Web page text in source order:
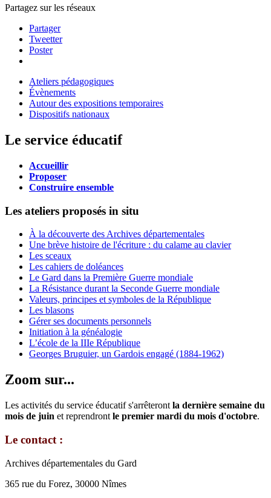
Partagez sur les réseaux
Partager
Tweetter
Poster
Ateliers pédagogiques
Évènements
Autour des expositions temporaires
Dispositifs nationaux
Le service éducatif
Accueillir
Proposer
Construire ensemble
Les ateliers proposés in situ
À la découverte des Archives départementales
Une brève histoire de l'écriture : du calame au clavier
Les sceaux
Les cahiers de doléances
Le Gard dans la Première Guerre mondiale
La Résistance durant la Seconde Guerre mondiale
Valeurs, principes et symboles de la République
Les blasons
Gérer ses documents personnels
Initiation à la généalogie
L’école de la IIIe République
Georges Bruguier, un Gardois engagé (1884-1962)
Zoom sur...
Les activités du service éducatif s'arrêteront la dernière semaine du
mois de juin et reprendront le premier mardi du mois d'octobre.
Le contact :
Archives départementales du Gard
365 rue du Forez, 30000 Nîmes